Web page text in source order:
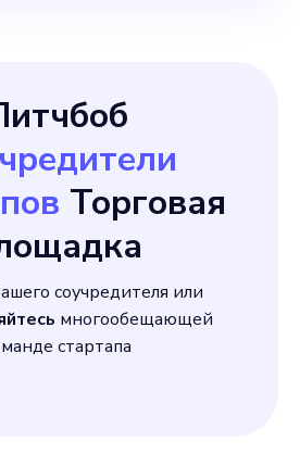
Торговая
соучредителя или
многообещающей
стартапа